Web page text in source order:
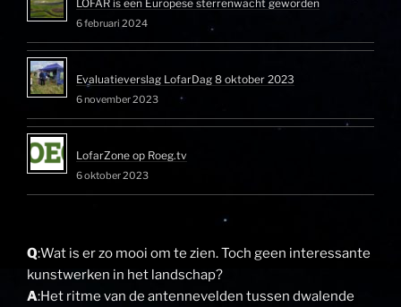
LOFAR is een Europese sterrenwacht geworden
6 februari 2024
Evaluatieverslag LofarDag 8 oktober 2023
6 november 2023
LofarZone op Roeg.tv
6 oktober 2023
Q:Wat is er zo mooi om te zien. Toch geen interessante
kunstwerken in het landschap?
A:Het ritme van de antennevelden tussen dwalende